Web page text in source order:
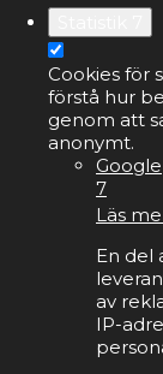
Cookies för
förstå hur
genom att
anonymt.
Google
7
Läs
En del
av
IP-